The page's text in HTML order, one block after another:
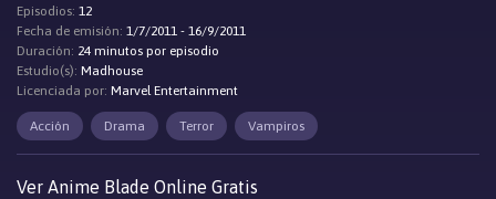
Episodios: 12
Fecha de emisión: 1/7/2011 - 16/9/2011
Duración: 24 minutos por episodio
Estudio(s): Madhouse
Licenciada por: Marvel Entertainment
Acción Drama Terror Vampiros
Ver Anime Blade Online Gratis